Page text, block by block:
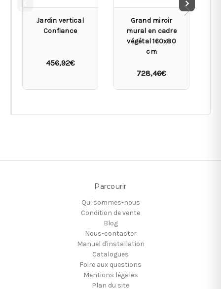
Jardin vertical
Confiance
456,92€
Grand miroir
mural en cadre
végétal 160x80
cm
728,46€
Parcourir
Qui sommes-nous
Condition de vente
Blog
Nous-contacter
Manuel d'installation
Catalogues
Foire aux questions
Mentions légales
Plan du site